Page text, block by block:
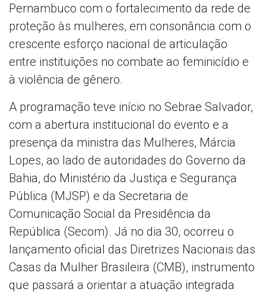
Pernambuco com o fortalecimento da rede de
proteção às mulheres, em consonância com o
crescente esforço nacional de articulação
entre instituições no combate ao feminicídio e
à violência de gênero.
A programação teve início no Sebrae Salvador,
com a abertura institucional do evento e a
presença da ministra das Mulheres, Márcia
Lopes, ao lado de autoridades do Governo da
Bahia, do Ministério da Justiça e Segurança
Pública (MJSP) e da Secretaria de
Comunicação Social da Presidência da
República (Secom). Já no dia 30, ocorreu o
lançamento oficial das Diretrizes Nacionais das
Casas da Mulher Brasileira (CMB), instrumento
que passará a orientar a atuação integrada